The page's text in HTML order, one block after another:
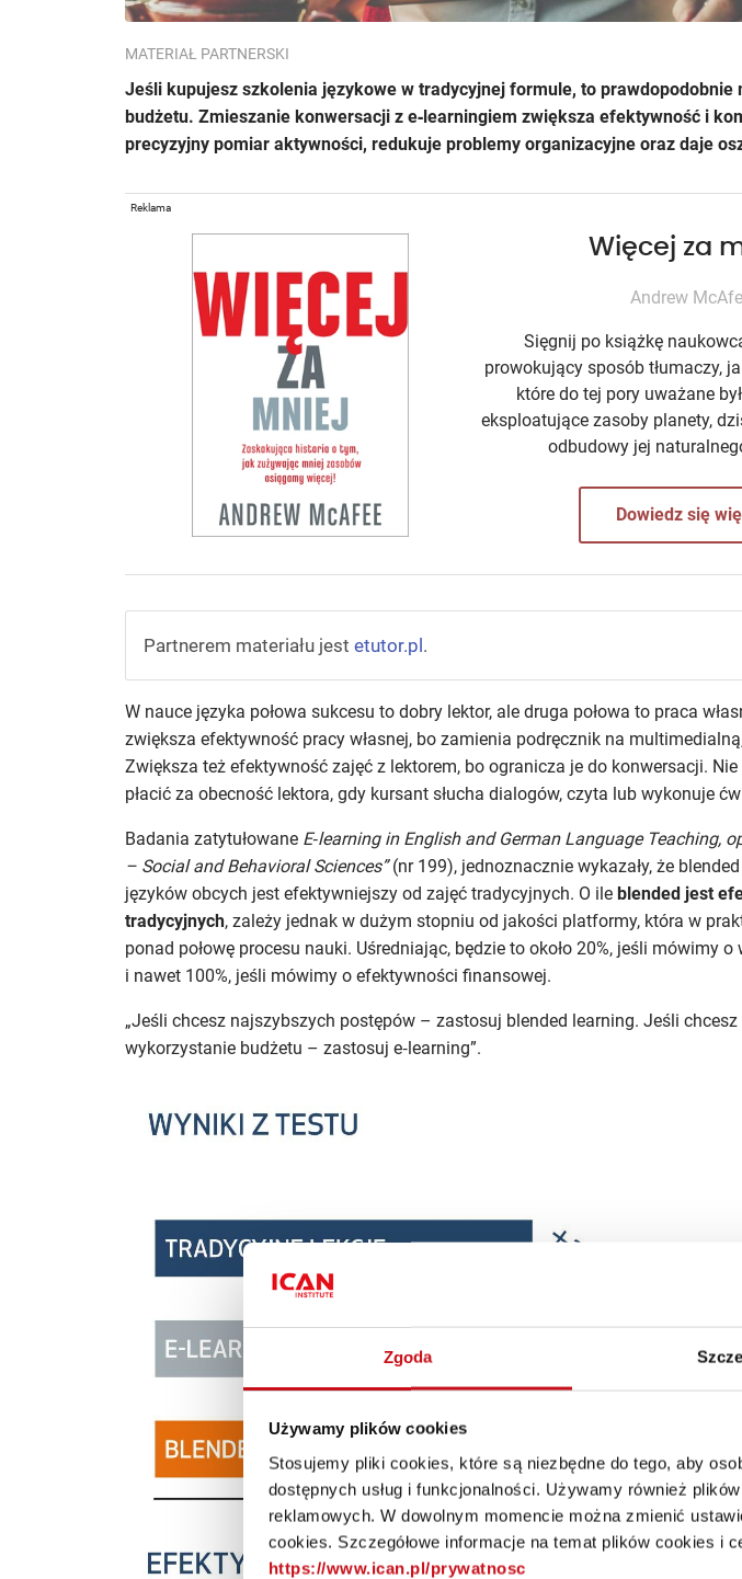
Zgoda
Używamy plików cookies
Stosujemy pliki cookies, które są niezbędne do tego, aby
dostępnych usług i funkcjonalności. Używamy również
reklamowych. W dowolnym momencie można zmienić
cookies. Szczegółowe informacje na temat plików cookies i
https://www.ican.pl/prywatnosc
MATERIAŁ PARTNERSKI
Jeśli kupujesz szkolenia językowe w tradycyjnej formule, to prawdopodobnie
budżetu. Zmieszanie konwersacji z e‑learningiem zwiększa efektywność i
precyzyjny pomiar aktywności, redukuje problemy organizacyjne oraz daje
Reklama
Więcej za
Andrew
Sięgnij po książkę
prowokujący sposób tłumaczy,
które do tej pory uważane
eksploatujące zasoby planety,
odbudowy jej
Dowiedz się
Partnerem materiału jest etutor.pl .
W nauce języka połowa sukcesu to dobry lektor, ale druga połowa to praca
zwiększa efektywność pracy własnej, bo zamienia podręcznik na
Zwiększa też efektywność zajęć z lektorem, bo ogranicza je do konwersacji.
płacić za obecność lektora, gdy kursant słucha dialogów, czyta lub wykonuje
Badania zatytułowane E‑learning in English and German Language Teaching,
– Social and Behavioral Sciences”(nr 199), jednoznacznie wykazały, że
języków obcych jest efektywniejszy od zajęć tradycyjnych. O ile blended jest
tradycyjnych, zależy jednak w dużym stopniu od jakości platformy, która w
ponad połowę procesu nauki. Uśredniając, będzie to około 20%, jeśli mówimy
i nawet 100%, jeśli mówimy o efektywności finansowej.
„Jeśli chcesz najszybszych postępów – zastosuj blended learning. Jeśli
wykorzystanie budżetu – zastosuj e‑learning”.